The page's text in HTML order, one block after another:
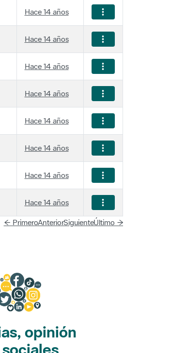
Hace 14 años
Hace 14 años
Hace 14 años
Hace 14 años
Hace 14 años
Hace 14 años
Hace 14 años
Hace 14 años
← PrimeroAnteriorSiguienteÚltimo →
opinión